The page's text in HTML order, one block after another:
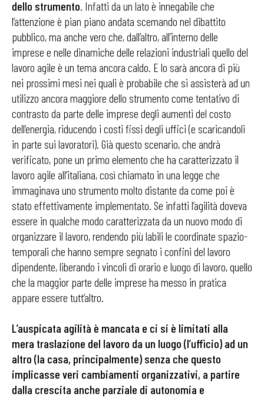
dello strumento. Infatti da un lato è innegabile che
l’attenzione è pian piano andata scemando nel dibattito
pubblico, ma anche vero che, dall’altro, all’interno delle
imprese e nelle dinamiche delle relazioni industriali quello del
lavoro agile è un tema ancora caldo. E lo sarà ancora di più
nei prossimi mesi nei quali è probabile che si assisterà ad un
utilizzo ancora maggiore dello strumento come tentativo di
contrasto da parte delle imprese degli aumenti del costo
dell’energia, riducendo i costi fissi degli uffici (e scaricandoli
in parte sui lavoratori). Già questo scenario, che andrà
verificato, pone un primo elemento che ha caratterizzato il
lavoro agile all’italiana, così chiamato in una legge che
immaginava uno strumento molto distante da come poi è
stato effettivamente implementato. Se infatti l’agilità doveva
essere in qualche modo caratterizzata da un nuovo modo di
organizzare il lavoro, rendendo più labili le coordinate spazio-
temporali che hanno sempre segnato i confini del lavoro
dipendente, liberando i vincoli di orario e luogo di lavoro, quello
che la maggior parte delle imprese ha messo in pratica
appare essere tutt’altro.
L’auspicata agilità è mancata e ci si è limitati alla
mera traslazione del lavoro da un luogo (l’ufficio) ad un
altro (la casa, principalmente) senza che questo
implicasse veri cambiamenti organizzativi, a partire
dalla crescita anche parziale di autonomia e